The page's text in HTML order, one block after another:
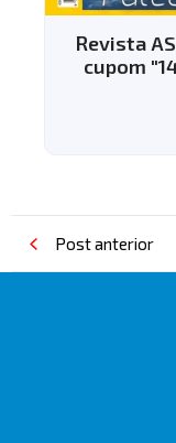
Revista
cupom
Post anterior